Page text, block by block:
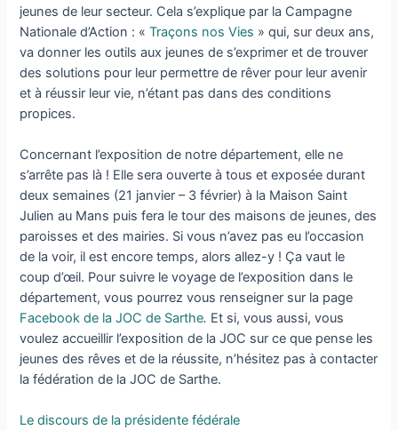
jeunes de leur secteur. Cela s’explique par la Campagne
Nationale d’Action : «Traçons nos Vies » qui, sur deux ans,
va donner les outils aux jeunes de s’exprimer et de trouver
des solutions pour leur permettre de rêver pour leur avenir
et à réussir leur vie, n’étant pas dans des conditions
propices.
Concernant l’exposition de notre département, elle ne
s’arrête pas là ! Elle sera ouverte à tous et exposée durant
deux semaines (21 janvier – 3 février) à la Maison Saint
Julien au Mans puis fera le tour des maisons de jeunes, des
paroisses et des mairies. Si vous n’avez pas eu l’occasion
de la voir, il est encore temps, alors allez-y ! Ça vaut le
coup d’œil. Pour suivre le voyage de l’exposition dans le
département, vous pourrez vous renseigner sur la page
Facebook de la JOC de Sarthe. Et si, vous aussi, vous
voulez accueillir l’exposition de la JOC sur ce que pense les
jeunes des rêves et de la réussite, n’hésitez pas à contacter
la fédération de la JOC de Sarthe.
Le discours de la présidente fédérale